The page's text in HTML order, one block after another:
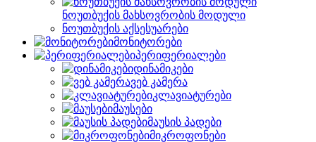
ნოუთბუქის მახსოვრობის მოდული
ნოუთბუქის აქსესუარები
მონიტორები
პერიფერიალები
დინამიკები
ვებ კამერა
კლავიატურები
მაუსები
მაუსის პადები
მიკროფონები